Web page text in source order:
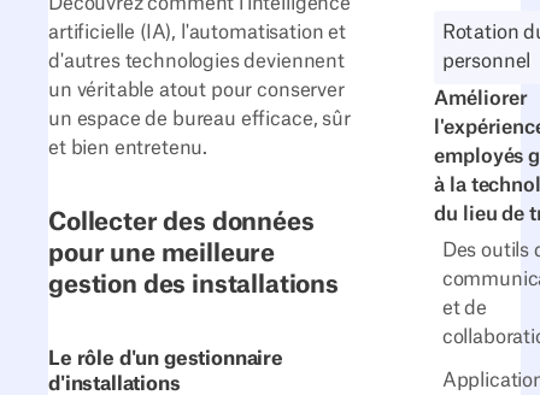
Rotation
personnel
Améliorer
employés
à la
du lieu de
Des outils
et de
artificielle (IA), l'automatisation et
d'autres technologies deviennent
un véritable atout pour conserver
un espace de bureau efficace, sûr
et bien entretenu.
Collecter des données
pour une meilleure
gestion des installations
Le rôle d'un gestionnaire
d'installations